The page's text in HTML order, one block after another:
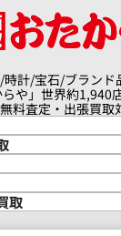
計/宝石/ブランド
らや」世界約1,940
無料査定・出張買取
情報
参考価格一覧
取
取